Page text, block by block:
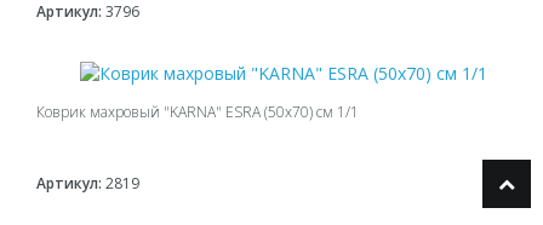
Артикул: 3796
Коврик махровый "KARNA" ESRA (50x70) см 1/1
Артикул: 2819